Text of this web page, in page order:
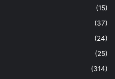
(15)
(37)
(24)
(25)
(314)